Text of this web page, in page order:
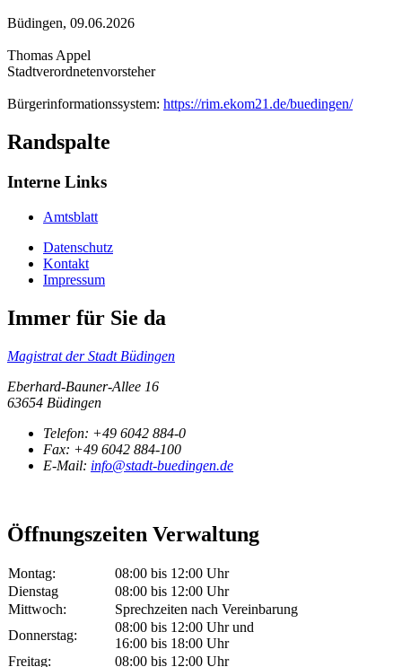
Büdingen, 09.06.2026
Thomas Appel
Stadtverordnetenvorsteher
Bürgerinformationssystem: https://rim.ekom21.de/buedingen/
Randspalte
Interne Links
Amtsblatt
Datenschutz
Kontakt
Impressum
Immer für Sie da
Magistrat der Stadt Büdingen
Eberhard-Bauner-Allee 16
63654 Büdingen
Telefon: +49 6042 884-0
Fax: +49 6042 884-100
E-Mail: info@stadt-buedingen.de
Öffnungszeiten Verwaltung
Montag:
08:00 bis 12:00 Uhr
Dienstag
08:00 bis 12:00 Uhr
Mittwoch:
Sprechzeiten nach Vereinbarung
Donnerstag:
08:00 bis 12:00 Uhr und
16:00 bis 18:00 Uhr
Freitag:
08:00 bis 12:00 Uhr